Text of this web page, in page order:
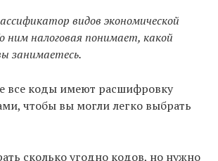
видов экономической
ним налоговая понимает, какой
занимаетесь.
все коды имеют расшифровку
чтобы вы могли легко выбрать
сколько угодно кодов, но нужно